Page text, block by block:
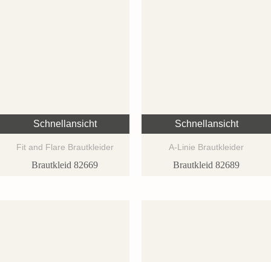
Schnellansicht
Fit and Flare Brautkleider
Brautkleid 82669
Schnellansicht
A-Linie Brautkleider
Brautkleid 82689